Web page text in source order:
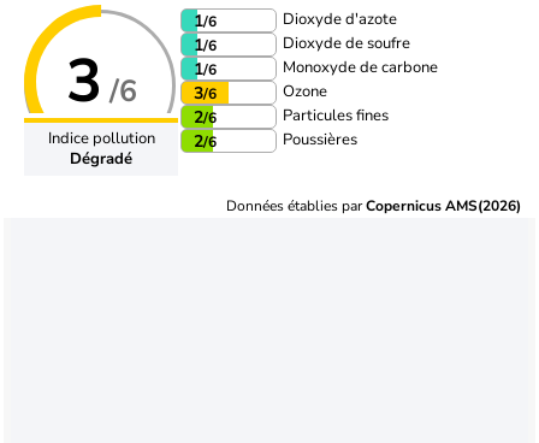
3 /6
Indice pollution
Dégradé
1/6 Dioxyde d'azote
1/6 Dioxyde de soufre
1/6 Monoxyde de carbone
3/6 Ozone
2/6 Particules fines
2/6 Poussières
Données établies parCopernicus AMS(2026)